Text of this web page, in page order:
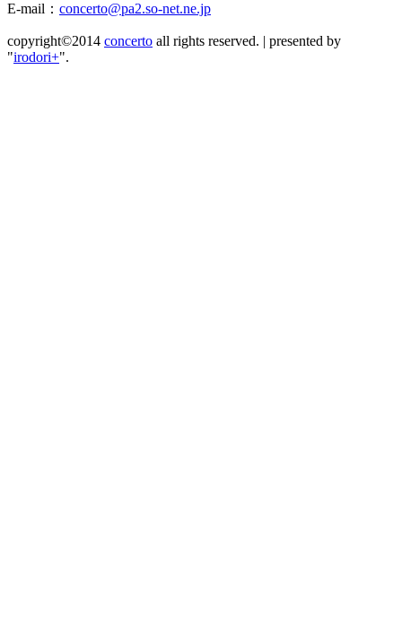
E-mail： concerto@pa2.so-net.ne.jp
copyright©2014 concerto all rights reserved. | presented by
"irodori+".